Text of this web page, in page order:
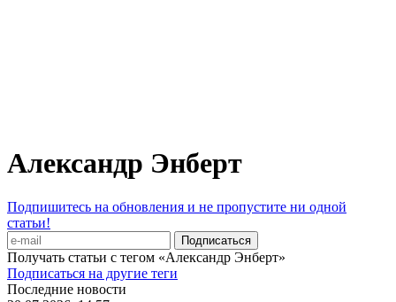
Александр Энберт
Подпишитесь на обновления и не пропустите ни одной
статьи!
Получать статьи с тегом «Александр Энберт»
Подписаться на другие теги
Последние новости